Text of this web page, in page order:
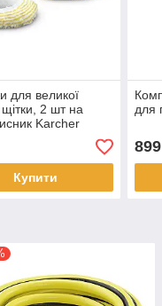
для великої
щітки, 2 шт на
Karcher
Купити
для
899